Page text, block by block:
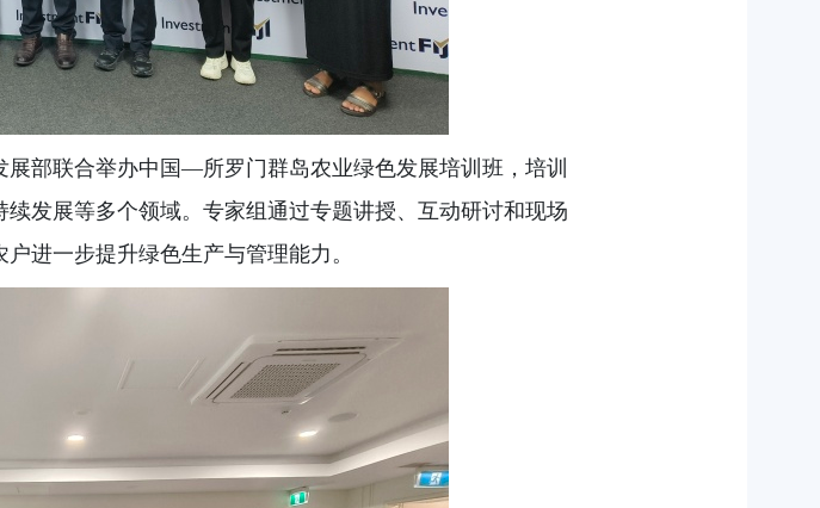
部联合举办中国—所罗门群岛农业绿色发展培训班，培训
发展等多个领域。专家组通过专题讲授、互动研讨和现场
进一步提升绿色生产与管理能力。